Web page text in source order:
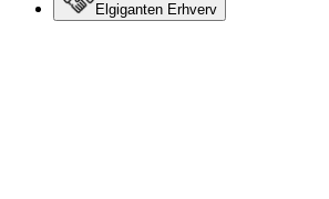
Elgiganten Erhverv